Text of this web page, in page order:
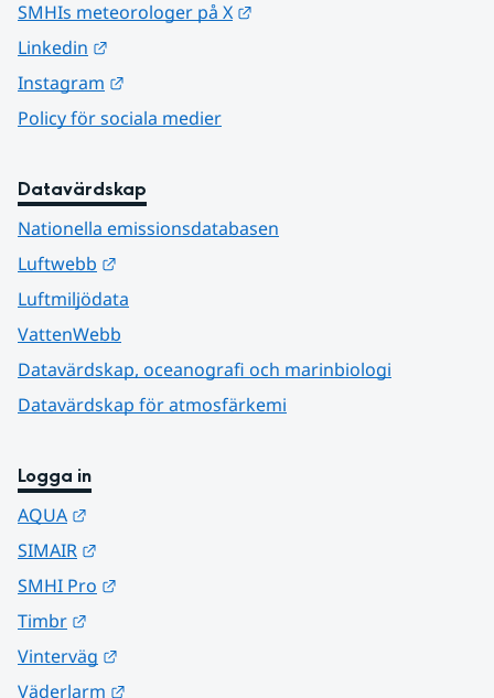
SMHIs meteorologer på X
Linkedin
Instagram
Policy för sociala medier
Datavärdskap
Nationella emissionsdatabasen
Luftwebb
Luftmiljödata
VattenWebb
Datavärdskap, oceanografi och marinbiologi
Datavärdskap för atmosfärkemi
Logga in
AQUA
SIMAIR
SMHI Pro
Timbr
Vinterväg
Väderlarm